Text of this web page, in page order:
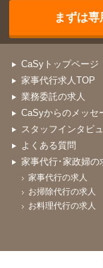
まずは
CaSyトップページ
家事代行求人TOP
業務委託の求人
CaSyからのメッセ
スタッフインタビ
よくある質問
家事代行･家政婦の
家事代行の求人
お掃除代行の求人
お料理代行の求人